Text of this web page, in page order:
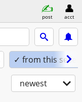
post acct
✓ from this seller
newest